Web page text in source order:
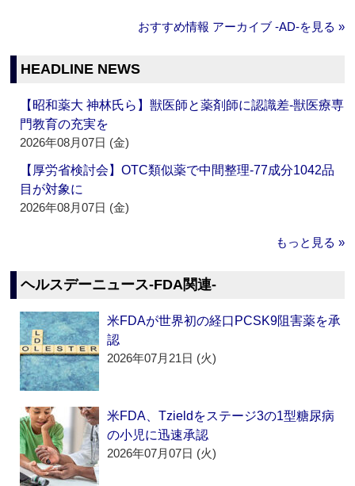
おすすめ情報 アーカイブ ‐AD‐を見る »
HEADLINE NEWS
【昭和薬大 神林氏ら】獣医師と薬剤師に認識差‐獣医療専
門教育の充実を
2026年08月07日 (金)
【厚労省検討会】OTC類似薬で中間整理‐77成分1042品
目が対象に
2026年08月07日 (金)
もっと見る »
ヘルスデーニュース‐FDA関連‐
米FDAが世界初の経口PCSK9阻害薬を承
認
2026年07月21日 (火)
米FDA、Tzieldをステージ3の1型糖尿病
の小児に迅速承認
2026年07月07日 (火)